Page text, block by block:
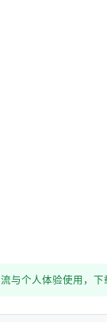
个人体验使用，下